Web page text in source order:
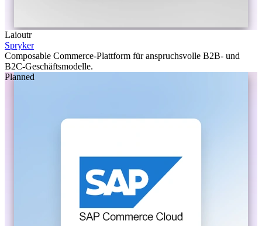
Laioutr
Spryker
Composable Commerce-Plattform für anspruchsvolle B2B- und
B2C-Geschäftsmodelle.
Planned